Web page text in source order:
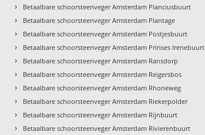
› Betaalbare schoorsteenveger Amsterdam Planciusbuurt
› Betaalbare schoorsteenveger Amsterdam Plantage
› Betaalbare schoorsteenveger Amsterdam Postjesbuurt
› Betaalbare schoorsteenveger Amsterdam Prinses Irenebuurt
› Betaalbare schoorsteenveger Amsterdam Ransdorp
› Betaalbare schoorsteenveger Amsterdam Reigersbos
› Betaalbare schoorsteenveger Amsterdam Rhoneweg
› Betaalbare schoorsteenveger Amsterdam Riekerpolder
› Betaalbare schoorsteenveger Amsterdam Rijnbuurt
› Betaalbare schoorsteenveger Amsterdam Rivierenbuurt